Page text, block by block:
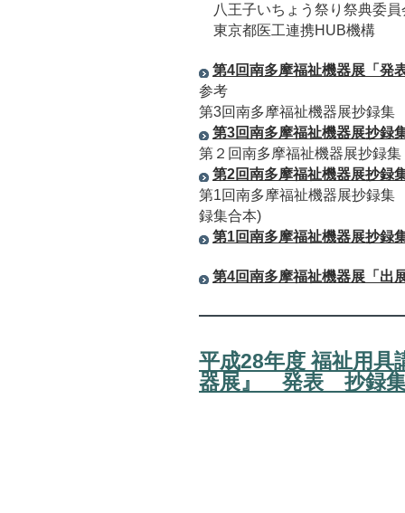
八王子いちょう祭り祭典委員
東京都医工連携HUB機構
第4回南多摩福祉機器展「発
参考
第3回南多摩福祉機器展抄録集
第3回南多摩福祉機器展抄録
第２回南多摩福祉機器展抄録集
第2回南多摩福祉機器展抄録
第1回南多摩福祉機器展抄録
録集合本)
第1回南多摩福祉機器展抄録
第4回南多摩福祉機器展「出
平成28年度 福祉用
器展』 発表 抄録